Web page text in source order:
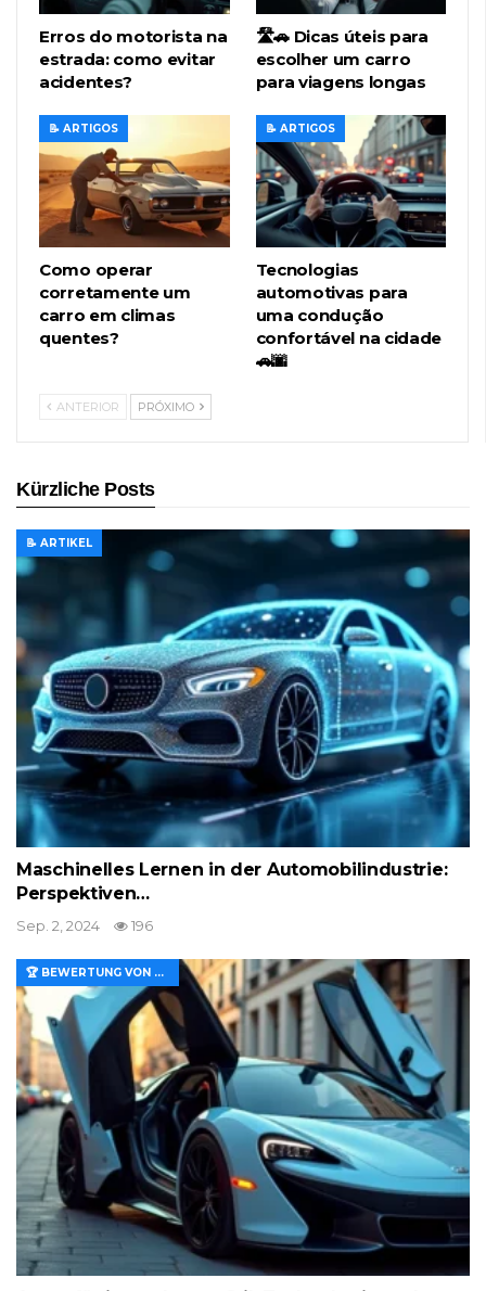
Erros do motorista na
estrada: como evitar
acidentes?
🛣️🚗 Dicas úteis para
escolher um carro
para viagens longas
📝 ARTIGOS
Como operar
corretamente um
carro em climas
quentes?
📝 ARTIGOS
Tecnologias
automotivas para
uma condução
confortável na cidade
🚗🌆
ANTERIOR PRÓXIMO
Kürzliche Posts
📝 ARTIKEL
Maschinelles Lernen in der Automobilindustrie:
Perspektiven…
Sep. 2, 2024 196
🏆 BEWERTUNG VON MERKMALEN UND WERT